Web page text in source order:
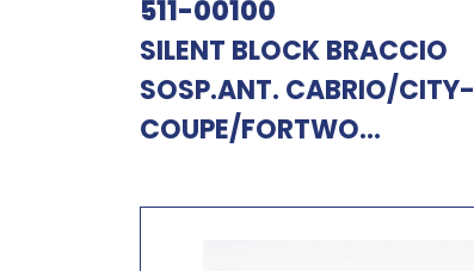
511-00100
SILENT BLOCK BRACCIO
SOSP.ANT. CABRIO/CITY-
COUPE/FORTWO...